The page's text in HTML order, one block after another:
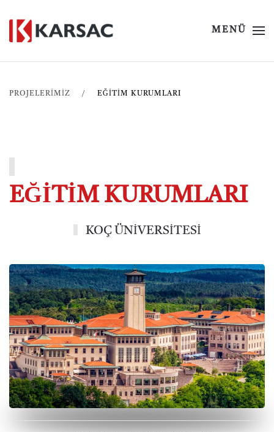
MENÜ
PROJELERİMİZ EĞITIM KURUMLARI
EĞİTİM KURUMLARI
KOÇ ÜNİVERSİTESİ